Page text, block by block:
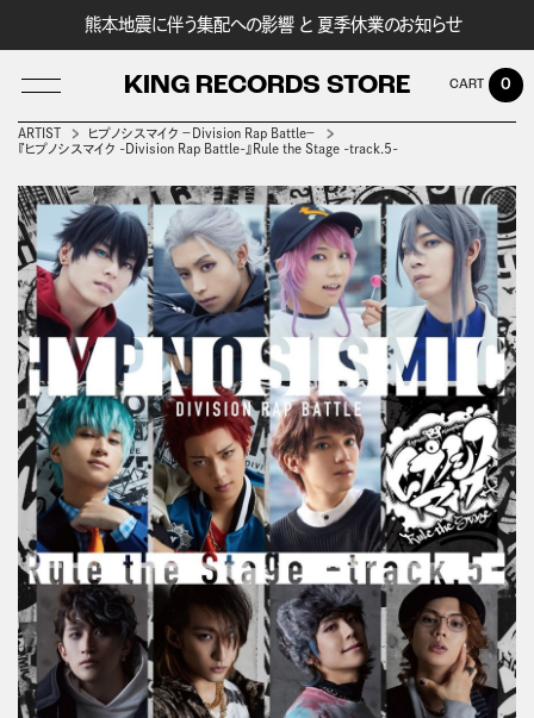
熊本地震に伴う集配への影響 と 夏季休業のお知らせ
KING RECORDS STORE
LOG IN
0
ARTIST
ヒプノシスマイク －Division Rap Battle－
『ヒプノシスマイク -Division Rap Battle-』Rule the Stage -track.5-